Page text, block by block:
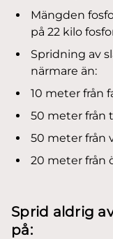
Mängden
på 22 kilo
Spridning av
närmare än:
10 meter från
50 meter från
50 meter från
20 meter från
Sprid aldrig
på: